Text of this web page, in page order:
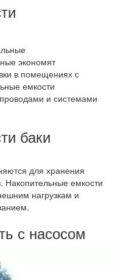
экономят
в помещениях с
емкости
и системами
баки
для хранения
Накопительные емкости
нагрузкам и
с насосом